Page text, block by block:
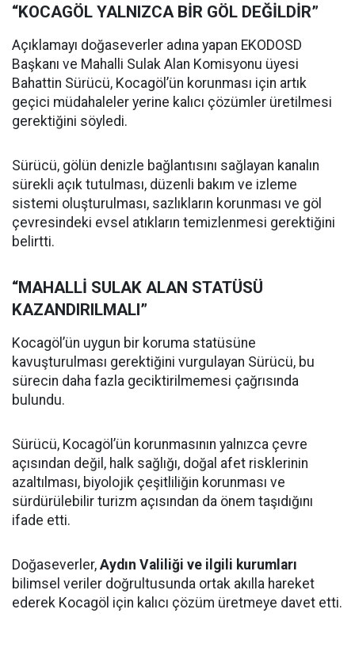
“KOCAGÖL YALNIZCA BİR GÖL DEĞİLDİR”
Açıklamayı doğaseverler adına yapan EKODOSD
Başkanı ve Mahalli Sulak Alan Komisyonu üyesi
Bahattin Sürücü, Kocagöl’ün korunması için artık
geçici müdahaleler yerine kalıcı çözümler üretilmesi
gerektiğini söyledi.
Sürücü, gölün denizle bağlantısını sağlayan kanalın
sürekli açık tutulması, düzenli bakım ve izleme
sistemi oluşturulması, sazlıkların korunması ve göl
çevresindeki evsel atıkların temizlenmesi gerektiğini
belirtti.
“MAHALLİ SULAK ALAN STATÜSÜ
KAZANDIRILMALI”
Kocagöl’ün uygun bir koruma statüsüne
kavuşturulması gerektiğini vurgulayan Sürücü, bu
sürecin daha fazla geciktirilmemesi çağrısında
bulundu.
Sürücü, Kocagöl’ün korunmasının yalnızca çevre
açısından değil, halk sağlığı, doğal afet risklerinin
azaltılması, biyolojik çeşitliliğin korunması ve
sürdürülebilir turizm açısından da önem taşıdığını
ifade etti.
Doğaseverler, Aydın Valiliği ve ilgili kurumları
bilimsel veriler doğrultusunda ortak akılla hareket
ederek Kocagöl için kalıcı çözüm üretmeye davet etti.